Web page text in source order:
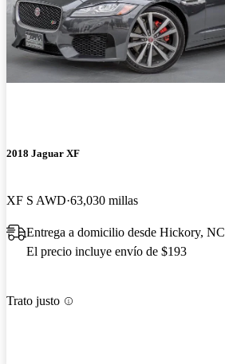
2018 Jaguar XF
XF S AWD 63,030 millas
Entrega a domicilio desde Hickory, NC
El precio incluye envío de $193
Trato justo